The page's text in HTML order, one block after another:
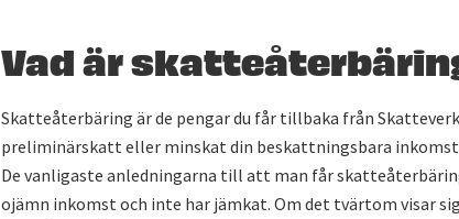
Vad är
Skatteåterbäring är de pengar du får tillbaka från
preliminärskatt eller minskat din beskattningsbara
De vanligaste anledningarna till att man får
ojämn inkomst och inte har jämkat. Om det tvärtom visar